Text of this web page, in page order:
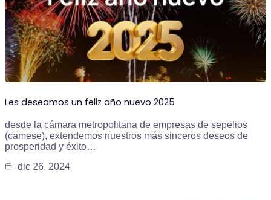
Les deseamos un feliz año nuevo 2025
desde la cámara metropolitana de empresas de sepelios
(camese), extendemos nuestros más sinceros deseos de
prosperidad y éxito…
dic 26, 2024